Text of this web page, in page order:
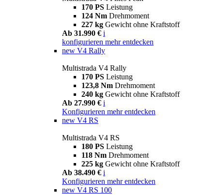
170 PS Leistung
124 Nm Drehmoment
227 kg Gewicht ohne Kraftstoff
Ab 31.990 € i
konfigurieren mehr entdecken
new V4 Rally
Multistrada V4 Rally
170 PS Leistung
123,8 Nm Drehmoment
240 kg Gewicht ohne Kraftstoff
Ab 27.990 € i
Konfigurieren mehr entdecken
new V4 RS
Multistrada V4 RS
180 PS Leistung
118 Nm Drehmoment
225 kg Gewicht ohne Kraftstoff
Ab 38.490 € i
Konfigurieren mehr entdecken
new V4 RS 100